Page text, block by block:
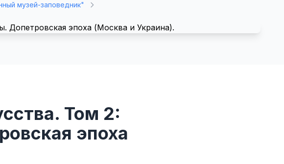
музей-заповедник"
Том 2:
эпоха